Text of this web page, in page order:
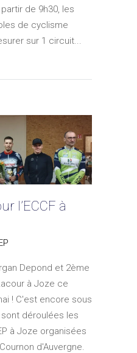
de 9h30, les
de cyclisme
sur 1 circuit...
l’ECCF à
Depond et 2ème
à Joze ce
! C'est encore sous
déroulées les
à Joze organisées
d'Auvergne.